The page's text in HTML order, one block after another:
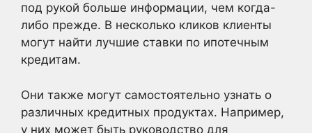
под рукой больше информации, чем когда-
либо прежде. В несколько кликов клиенты
могут найти лучшие ставки по ипотечным
кредитам.
Они также могут самостоятельно узнать о
различных кредитных продуктах. Например,
у них может быть руководство для